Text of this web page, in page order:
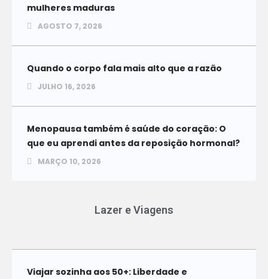
mulheres maduras
AGOSTO 7, 2026
Quando o corpo fala mais alto que a razão
JULHO 16, 2026
Menopausa também é saúde do coração: O
que eu aprendi antes da reposição hormonal?
MARÇO 10, 2026
Lazer e Viagens
Viajar sozinha aos 50+: Liberdade e